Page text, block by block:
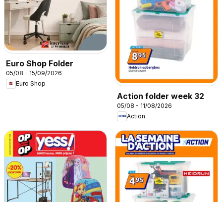
Euro Shop Folder
05/08 - 15/09/2026
Euro Shop
Action folder week 32
05/08 - 11/08/2026
Action